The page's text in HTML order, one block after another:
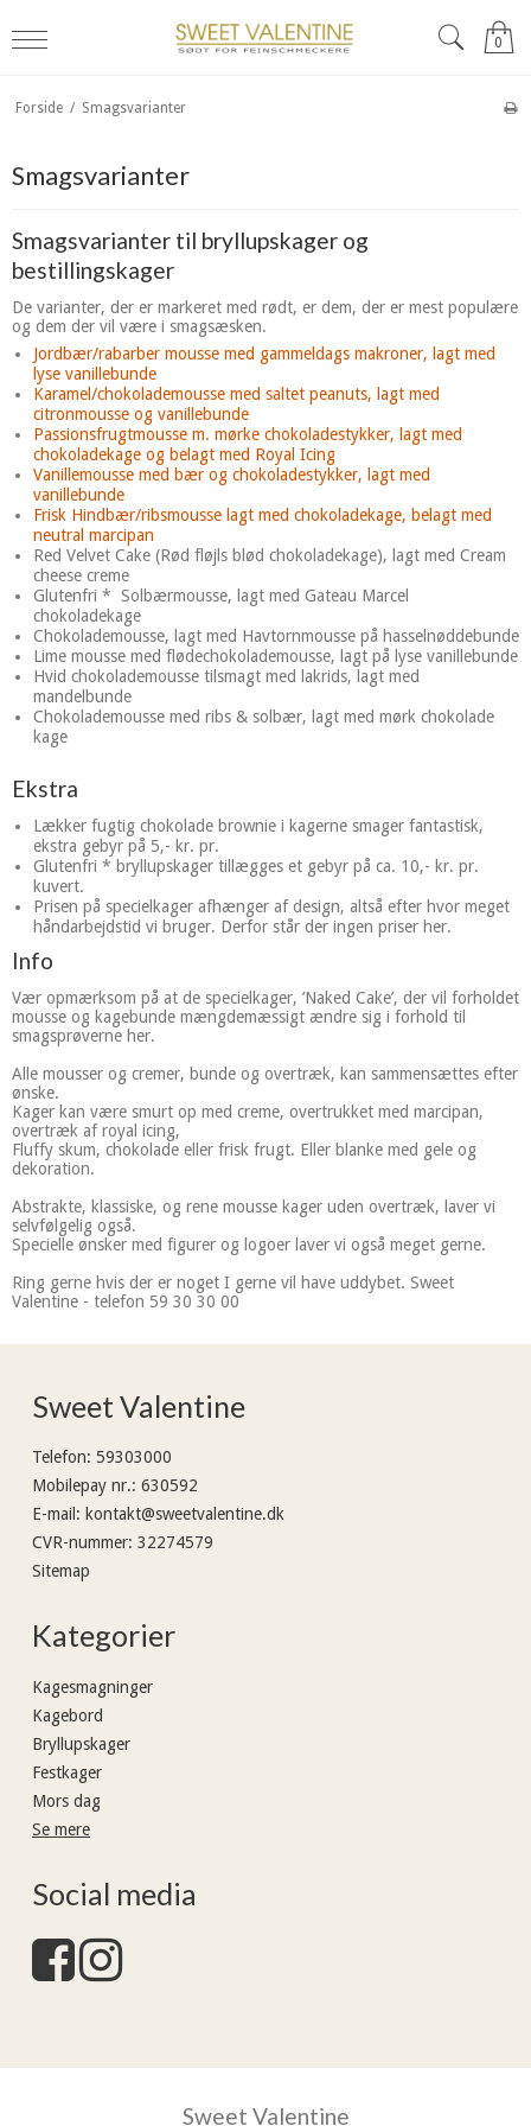
0
Forside / Smagsvarianter
Smagsvarianter
Smagsvarianter til bryllupskager og
bestillingskager
De varianter, der er markeret med rødt, er dem, der er mest populære
og dem der vil være i smagsæsken.
Jordbær/rabarber mousse med gammeldags makroner, lagt med
lyse vanillebunde
Karamel/chokolademousse med saltet peanuts, lagt med
citronmousse og vanillebunde
Passionsfrugtmousse m. mørke chokoladestykker, lagt med
chokoladekage og belagt med Royal Icing
Vanillemousse med bær og chokoladestykker, lagt med
vanillebunde
Frisk Hindbær/ribsmousse lagt med chokoladekage, belagt med
neutral marcipan
Red Velvet Cake (Rød fløjls blød chokoladekage), lagt med Cream
cheese creme
Glutenfri * Solbærmousse, lagt med Gateau Marcel
chokoladekage
Chokolademousse, lagt med Havtornmousse på hasselnøddebunde
Lime mousse med flødechokolademousse, lagt på lyse vanillebunde
Hvid chokolademousse tilsmagt med lakrids, lagt med
mandelbunde
Chokolademousse med ribs & solbær, lagt med mørk chokolade
kage
Ekstra
Lækker fugtig chokolade brownie i kagerne smager fantastisk,
ekstra gebyr på 5,- kr. pr.
Glutenfri * bryllupskager tillægges et gebyr på ca. 10,- kr. pr.
kuvert.
Prisen på specielkager afhænger af design, altså efter hvor meget
håndarbejdstid vi bruger. Derfor står der ingen priser her.
Info
Vær opmærksom på at de specielkager, ’Naked Cake’, der vil forholdet
mousse og kagebunde mængdemæssigt ændre sig i forhold til
smagsprøverne her.
Alle mousser og cremer, bunde og overtræk, kan sammensættes efter
ønske.
Kager kan være smurt op med creme, overtrukket med marcipan,
overtræk af royal icing,
Fluffy skum, chokolade eller frisk frugt. Eller blanke med gele og
dekoration.
Abstrakte, klassiske, og rene mousse kager uden overtræk, laver vi
selvfølgelig også.
Specielle ønsker med figurer og logoer laver vi også meget gerne.
Ring gerne hvis der er noget I gerne vil have uddybet. Sweet
Valentine - telefon 59 30 30 00
Sweet Valentine
Telefon: 59303000
Mobilepay nr.: 630592
E-mail : kontakt@sweetvalentine.dk
CVR-nummer: 32274579
Sitemap
Kategorier
Kagesmagninger
Kagebord
Bryllupskager
Festkager
Mors dag
Se mere
Social media
Sweet Valentine